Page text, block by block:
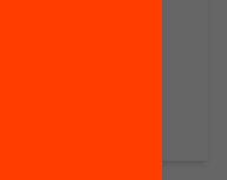
Prematur a